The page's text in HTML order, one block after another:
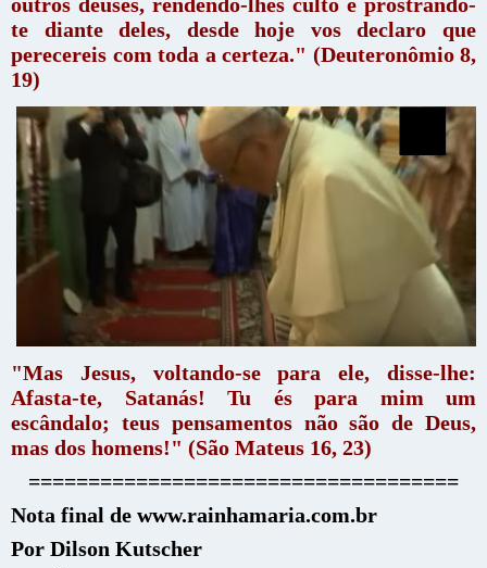
te diante deles, desde hoje vos declaro que
perecereis com toda a certeza." (Deuteronômio 8,
19)
"Mas Jesus, voltando-se para ele, disse-lhe:
Afasta-te, Satanás! Tu és para mim um
escândalo; teus pensamentos não são de Deus,
mas dos homens!" (São Mateus 16, 23)
====================================
Nota final de www.rainhamaria.com.br
Por Dilson Kutscher